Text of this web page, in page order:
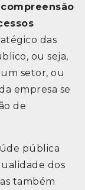
compreensão
das
ou seja,
setor, ou
empresa se
de
pública
dos
também